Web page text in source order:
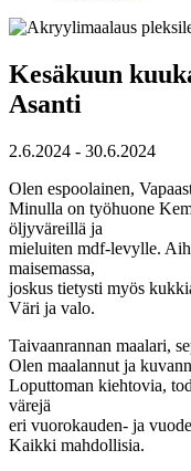
Kesäkuun
Asanti
2.6.2024 - 30.6.2024
Olen espoolainen,
Minulla on työhuone
öljyväreillä ja
mieluiten mdf-levylle.
maisemassa,
joskus tietysti myös
Väri ja valo.
Taivaanrannan maalari,
Olen maalannut ja
Loputtoman kiehtovia,
värejä
eri vuorokauden- ja
Kaikki mahdollisia.